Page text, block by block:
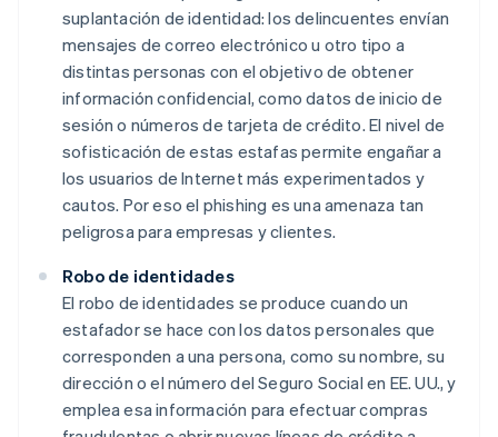
suplantación de identidad: los delincuentes envían
mensajes de correo electrónico u otro tipo a
distintas personas con el objetivo de obtener
información confidencial, como datos de inicio de
sesión o números de tarjeta de crédito. El nivel de
sofisticación de estas estafas permite engañar a
los usuarios de Internet más experimentados y
cautos. Por eso el phishing es una amenaza tan
peligrosa para empresas y clientes.
Robo de identidades
El robo de identidades se produce cuando un
estafador se hace con los datos personales que
corresponden a una persona, como su nombre, su
dirección o el número del Seguro Social en EE. UU., y
emplea esa información para efectuar compras